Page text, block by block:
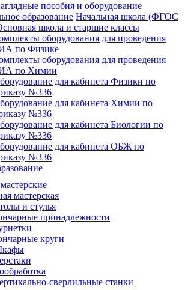
пособия и оборудование
образование Начальная школа (ФГОС
школа и старшие классы
оборудования для проведения
по Физике
оборудования для проведения
по Химии
для кабинета Физики по
№336
для кабинета Химии по
№336
для кабинета Биологии по
№336
для кабинета ОБЖ по
№336
мастерская
и стулья
принадлежности
круги
сверлильные станки